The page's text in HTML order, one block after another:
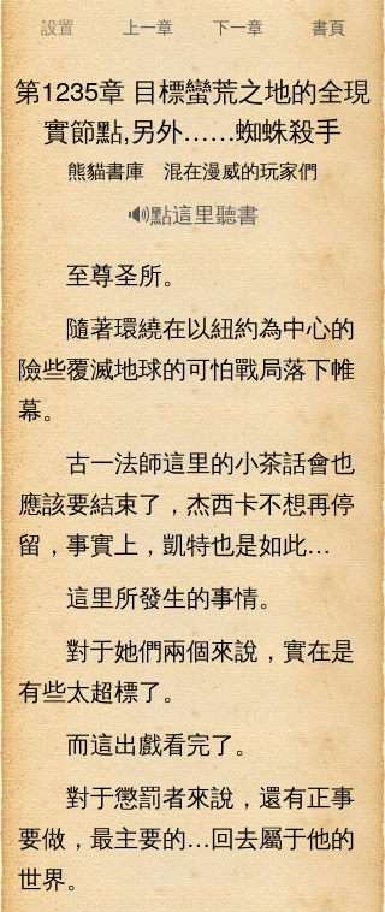
設置 上一章 下一章 書頁
第1235章 目標蠻荒之地的全現
實節點,另外……蜘蛛殺手
熊貓書庫 混在漫威的玩家們
🔊點這里聽書
至尊圣所。
隨著環繞在以紐約為中心的
險些覆滅地球的可怕戰局落下帷
幕。
古一法師這里的小茶話會也
應該要結束了，杰西卡不想再停
留，事實上，凱特也是如此…
這里所發生的事情。
對于她們兩個來說，實在是
有些太超標了。
而這出戲看完了。
對于懲罰者來說，還有正事
要做，最主要的…回去屬于他的
世界。